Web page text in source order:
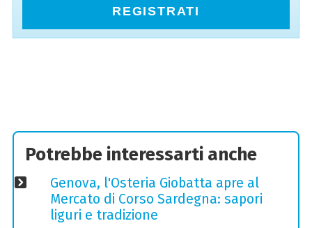
REGISTRATI
Potrebbe interessarti anche
Genova, l'Osteria Giobatta apre al
Mercato di Corso Sardegna: sapori
liguri e tradizione